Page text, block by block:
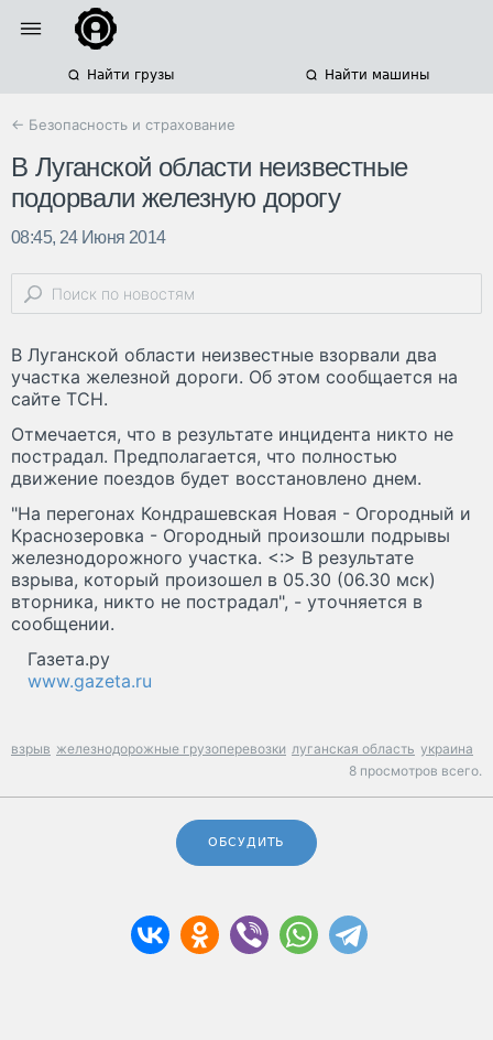
Найти грузы Найти машины
← Безопасность и страхование
В Луганской области неизвестные
подорвали железную дорогу
08:45, 24 Июня 2014
В Луганской области неизвестные взорвали два
участка железной дороги. Об этом сообщается на
сайте ТСН.
Отмечается, что в результате инцидента никто не
пострадал. Предполагается, что полностью
движение поездов будет восстановлено днем.
"На перегонах Кондрашевская Новая - Огородный и
Краснозеровка - Огородный произошли подрывы
железнодорожного участка. <:> В результате
взрыва, который произошел в 05.30 (06.30 мск)
вторника, никто не пострадал", - уточняется в
сообщении.
Газета.ру
www.gazeta.ru
взрыв железнодорожные грузоперевозки луганская область украина
8 просмотров всего.
ОБСУДИТЬ